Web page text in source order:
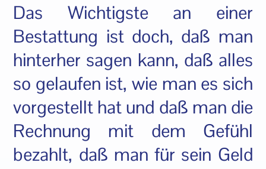
Das Wichtigste an einer
Bestattung ist doch, daß man
hinterher sagen kann, daß alles
so gelaufen ist, wie man es sich
vorgestellt hat und daß man die
Rechnung mit dem Gefühl
bezahlt, daß man für sein Geld